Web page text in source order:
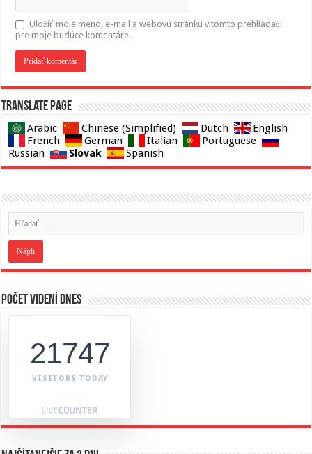
Uložiť moje meno, e-mail a webovú stránku v tomto prehliadači
pre moje budúce komentáre.
Translate page
Arabic Chinese (Simplified) Dutch
English
French
German Italian
Portuguese
Russian
Slovak Spanish
Počet videní dnes
21747
VISITORS TODAY